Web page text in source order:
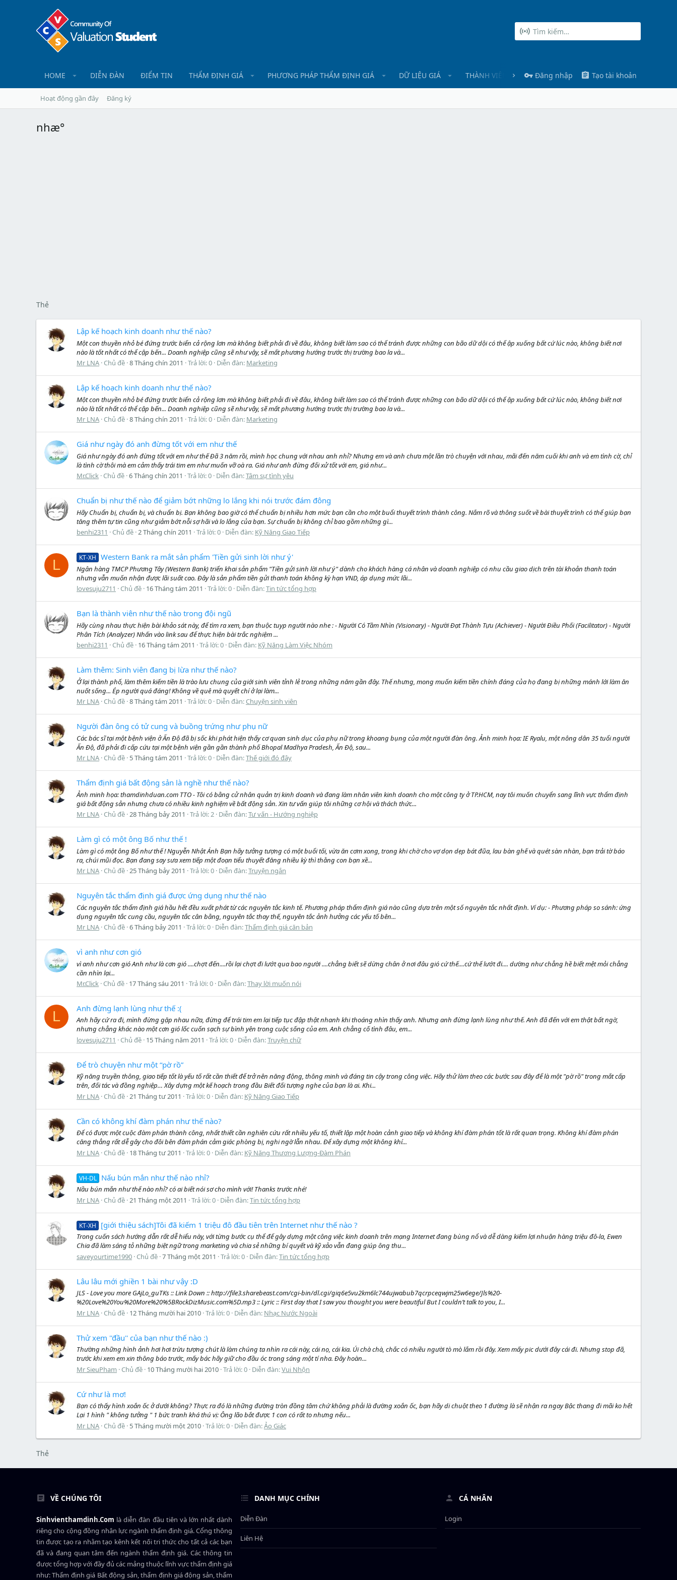
HOME DIỄN ĐÀN ĐIỂM TIN THẨM ĐỊNH GIÁ PHƯƠNG PHÁP THẨM ĐỊNH GIÁ DỮ LIỆU GIÁ THÀNH VIÊN Đăng nhập Tạo tài khoản
Hoạt động gần đây Đăng ký
nhæ°
Thẻ
Lập kế hoạch kinh doanh như thế nào?
Một con thuyền nhỏ bé đứng trước biển cả rộng lơn mà không biết phải đi về đâu, không biết làm sao có thể tránh được những con bão dữ dội có thể ập xuống bất cứ lúc nào, không biết nơi
nào là tốt nhất có thể cập bến... Doanh nghiệp cũng sẽ như vậy, sẽ mất phương hướng trước thị trường bao la và...
Mr LNA Chủ đề 8 Tháng chín 2011 Trả lời: 0 Diễn đàn: Marketing
Lập kế hoạch kinh doanh như thế nào?
Một con thuyền nhỏ bé đứng trước biển cả rộng lơn mà không biết phải đi về đâu, không biết làm sao có thể tránh được những con bão dữ dội có thể ập xuống bất cứ lúc nào, không biết nơi
nào là tốt nhất có thể cập bến... Doanh nghiệp cũng sẽ như vậy, sẽ mất phương hướng trước thị trường bao la và...
Mr LNA Chủ đề 8 Tháng chín 2011 Trả lời: 0 Diễn đàn: Marketing
Giá như ngày đó anh đừng tốt với em như thế
Giá như ngày đó anh đừng tốt với em như thế Đã 3 năm rồi, mình học chung với nhau anh nhỉ? Nhưng em và anh chưa một lần trò chuyện với nhau, mãi đến năm cuối khi anh và em tình cờ, chỉ
là tình cờ thôi mà em cảm thấy trái tim em như muốn vỡ oà ra. Giá như anh đừng đối xử tốt với em, giá như...
Mr.Click Chủ đề 6 Tháng chín 2011 Trả lời: 0 Diễn đàn:Tâm sự tình yêu
Chuẩn bị như thế nào để giảm bớt những lo lắng khi nói trước đám đông
Hãy Chuẩn bị, chuẩn bị, và chuẩn bị. Bạn không bao giờ có thể chuẩn bị nhiều hơn mức bạn cần cho một buổi thuyết trình thành công. Nắm rõ và thông suốt về bài thuyết trình có thể giúp bạn
tăng thêm tự tin cũng như giảm bớt nỗi sợ hãi và lo lắng của bạn. Sự chuẩn bị không chỉ bao gồm những gì...
benhi2311
Chủ đề 2 Tháng chín 2011 Trả lời: 0 Diễn đàn: Kỹ Năng Giao Tiếp
L KT-XH Western Bank ra mắt sản phẩm 'Tiền gửi sinh lời như ý'
Ngân hàng TMCP Phương Tây (Western Bank) triển khai sản phẩm "Tiền gửi sinh lời như ý" dành cho khách hàng cá nhân và doanh nghiệp có nhu cầu giao dịch trên tài khoản thanh toán
nhưng vẫn muốn nhận được lãi suất cao. Đây là sản phẩm tiền gửi thanh toán không kỳ hạn VND, áp dụng mức lãi...
lovesuju2711
Chủ đề 16 Tháng tám 2011 Trả lời: 0 Diễn đàn:Tin tức tổng hợp
Bạn là thành viên như thế nào trong đội ngũ
Hãy cùng nhau thực hiện bài khảo sát này, để tìm ra xem, bạn thuộc tuyp người nào nhe : - Người Có Tầm Nhìn (Visionary) - Người Đạt Thành Tựu (Achiever) - Người Điều Phối (Facilitator) - Người
Phân Tích (Analyzer) Nhấn vào link sau để thực hiện bài trắc nghiệm ...
benhi2311
Chủ đề 16 Tháng tám 2011 Trả lời: 0 Diễn đàn: Kỹ Năng Làm Việc Nhóm
Làm thêm: Sinh viên đang bị lừa như thế nào?
Ở lại thành phố, làm thêm kiếm tiền là trào lưu chung của giới sinh viên tỉnh lẻ trong những năm gần đây. Thế nhưng, mong muốn kiếm tiền chính đáng của họ đang bị những mánh lới làm ăn
nuốt sống... Ép người quá đáng! Không về quê mà quyết chí ở lại làm...
Mr LNA Chủ đề 8 Tháng tám 2011 Trả lời: 0 Diễn đàn:Chuyện sinh viên
Người đàn ông có tử cung và buồng trứng như phụ nữ
Các bác sĩ tại một bệnh viện ở Ấn Độ đã bị sốc khi phát hiện thấy cơ quan sinh dục của phụ nữ trong khoang bụng của một người đàn ông. Ảnh minh họa: IE Ryalu, một nông dân 35 tuổi người
Ấn Độ, đã phải đi cấp cứu tại một bệnh viện gần gần thành phố Bhopal Madhya Pradesh, Ấn Độ, sau...
Mr LNA Chủ đề 5 Tháng tám 2011 Trả lời: 0 Diễn đàn:Thế giới đó đây
Thẩm định giá bất động sản là nghề như thế nào?
Ảnh minh họa: thamdinhduan.com TTO - Tôi có bằng cử nhân quản trị kinh doanh và đang làm nhân viên kinh doanh cho một công ty ở TP.HCM, nay tôi muốn chuyển sang lĩnh vực thẩm định
giá bất động sản nhưng chưa có nhiều kinh nghiệm về bất động sản. Xin tư vấn giúp tôi những cơ hội và thách thức...
Mr LNA Chủ đề 28 Tháng bảy 2011 Trả lời: 2 Diễn đàn:Tư vấn - Hướng nghiệp
Làm gì có một ông Bố như thế !
Làm gì có một ông Bố như thế ! Nguyễn Nhật Ánh Bạn hãy tưởng tượng có một buổi tối, vừa ăn cơm xong, trong khi chờ cho vợ dọn dẹp bát đũa, lau bàn ghế và quét sàn nhàn, bạn trải tờ báo
ra, chúi mũi đọc. Bạn đang say sưa xem tiếp một đoạn tiểu thuyết đăng nhiều kỳ thì thằng con bạn xề...
Mr LNA Chủ đề 25 Tháng bảy 2011 Trả lời: 0 Diễn đàn:Truyện ngắn
Nguyên tắc thẩm định giá được ứng dụng như thế nào
Các nguyên tắc thẩm định giá hầu hết đều xuất phát từ các nguyên tắc kinh tế. Phương pháp thẩm định giá nào cũng dựa trên một số nguyên tắc nhất định. Ví dụ: - Phương pháp so sánh: ứng
dụng nguyên tắc cung cầu, nguyên tắc cân bằng, nguyên tắc thay thế, nguyên tắc ảnh hưởng các yếu tố bên...
Mr LNA Chủ đề 6 Tháng bảy 2011 Trả lời: 0 Diễn đàn:Thẩm định giá căn bản
vì anh như cơn gió
vì anh như cơn gió Anh như là cơn gió ....chợt đến....rồi lại chợt đi lướt qua bao người ....chẳng biết sẽ dừng chân ở nơi đâu gió cứ thế....cứ thế lướt đi.... dường như chẳng hề biết mệt mỏi chẳng
cần nhìn lại...
Mr.Click Chủ đề 17 Tháng sáu 2011 Trả lời: 0 Diễn đàn:Thay lời muốn nói
L
Anh đừng lạnh lùng như thế :(
Anh hãy cứ ra đi, mình đừng gặp nhau nữa, đừng để trái tim em lại tiếp tục đập thật nhanh khi thoáng nhìn thấy anh. Nhưng anh đừng lạnh lùng như thế. Anh đã đến với em thật bất ngờ,
nhưng chẳng khác nào một cơn gió lốc cuốn sạch sự bình yên trong cuộc sống của em. Anh chẳng cố tình đâu, em...
lovesuju2711
Chủ đề 15 Tháng năm 2011 Trả lời: 0 Diễn đàn:Truyện chữ
Để trò chuyện như một “pờ rồ”
Kỹ năng truyền thông, giao tiếp tốt là yếu tố rất cần thiết để trở nên năng động, thông minh và đáng tin cậy trong công việc. Hãy thử làm theo các bước sau đây để là một "pờ rồ" trong mắt cấp
trên, đối tác và đồng nghiệp… Xây dựng một kế hoạch trong đầu Biết đối tượng nghe của bạn là ai. Khi...
Mr LNA Chủ đề 21 Tháng tư 2011 Trả lời: 0 Diễn đàn: Kỹ Năng Giao Tiếp
Cần có không khí đàm phán như thế nào?
Để có được một cuộc đàm phán thành công, nhất thiết cần nghiên cứu rất nhiều yếu tố, thiết lập một hoàn cảnh giao tiếp và không khí đàm phán tốt là rất quan trọng. Không khí đàm phán
căng thẳng rất dễ gây cho đôi bên đàm phán cảm giác phòng bị, nghi ngờ lẫn nhau. Để xây dựng một không khí...
Mr LNA Chủ đề 18 Tháng tư 2011 Trả lời: 0 Diễn đàn: Kỹ Năng Thương Lượng-Đàm Phán
VH-DL Nấu bún mắn như thế nào nhỉ?
Nầu bún mắn như thế nào nhỉ? có ai biết nói sơ cho mình với! Thanks trước nhé!
Mr LNA Chủ đề 21 Tháng một 2011 Trả lời: 0 Diễn đàn:Tin tức tổng hợp
KT-XH [giới thiệu sách]Tôi đã kiếm 1 triệu đô đầu tiên trên Internet như thế nào ?
Trong cuốn sách hướng dẫn rất dễ hiểu này, với từng bước cụ thể để gây dựng một công việc kinh doanh trên mạng Internet đang bùng nổ và dễ dàng kiếm lợi nhuận hàng triệu đô-la, Ewen
Chia đã làm sáng tỏ những biệt ngữ trong marketing và chia sẻ những bí quyết và kỹ xảo vẫn đang giúp ông thu...
saveyourtime1990 Chủ đề 7 Tháng một 2011 Trả lời: 0 Diễn đàn:Tin tức tổng hợp
Lâu lâu mới ghiền 1 bài như vậy :D
JLS - Love you more GAjLo_guTKs :: Link Down :: http://file3.sharebeast.com/cgi-bin/dl.cgi/giq6e5vu2km6lc744ujwabub7qcrpceqwjm25w6ege/Jls%20-
%20Love%20You%20More%20%5BRockDizMusic.com%5D.mp3 :: Lyric :: First day that I saw you thought you were beautiful But I couldn’t talk to you, I...
Mr LNA Chủ đề 12 Tháng mười hai 2010 Trả lời: 0 Diễn đàn: Nhạc Nước Ngoài
Thử xem ''đầu'' của bạn như thế nào :)
Thường những hình ảnh hơi hơi trừu tượng chút là làm chúng ta nhìn ra cái này, cái nọ, cái kia. Úi chà chà, chắc có nhiều người tò mò lắm rồi đây. Xem mấy pic dưới đây cái đi. Nhưng stop đã,
trước khi xem em xin thông báo trước, mấy bác hãy giữ cho đầu óc trong sáng một tí nha. Đây hoàn...
Mr SieuPham Chủ đề 10 Tháng mười hai 2010 Trả lời: 0 Diễn đàn:Vui Nhộn
Cứ như là mơ!
Bạn có thấy hình xoắn ốc ở dưới không? Thực ra đó là những đường tròn đồng tâm chứ không phải là đường xoắn ốc, bạn hãy di chuột theo 1 đường là sẽ nhận ra ngay Bậc thang đi mãi ko hết
Lại 1 hình " không tưởng " 1 bức tranh khá thú vị: Ông lão bắt được 1 con có rất to nhưng nếu...
Mr LNA Chủ đề 5 Tháng mười một 2010 Trả lời: 0 Diễn đàn:Ảo Giác
Thẻ
VỀ CHÚNG TÔI
Sinhvienthamdinh.Com là diễn đàn đầu tiên và lớn nhất dành
riêng cho cộng đồng nhân lực ngành thẩm định giá. Cổng thông
tin được tạo ra nhằm tạo kênh kết nối tri thức cho tất cả các bạn
đã và đang quan tâm đến ngành thẩm định giá. Các thông tin
được tổng hợp với đầy đủ các mảng thuộc lĩnh vực thẩm định giá
như: Thẩm định giá Bất động sản, thẩm định giá động sản, thẩm
DANH MỤC CHÍNH
Diễn Đàn
Liên Hệ
CÁ NHÂN
Login